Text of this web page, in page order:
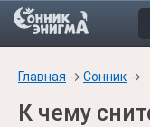
Главная → Сонник →
К чему